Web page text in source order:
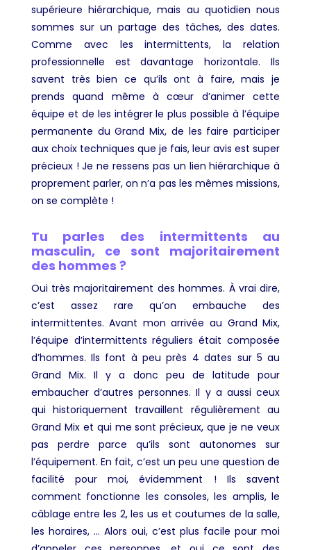
supérieure hiérarchique, mais au quotidien nous
sommes sur un partage des tâches, des dates.
Comme avec les intermittents, la relation
professionnelle est davantage horizontale. Ils
savent très bien ce qu’ils ont à faire, mais je
prends quand même à cœur d’animer cette
équipe et de les intégrer le plus possible à l’équipe
permanente du Grand Mix, de les faire participer
aux choix techniques que je fais, leur avis est super
précieux ! Je ne ressens pas un lien hiérarchique à
proprement parler, on n’a pas les mêmes missions,
on se complète !
Tu parles des intermittents au
masculin, ce sont majoritairement
des hommes ?
Oui très majoritairement des hommes. À vrai dire,
c’est assez rare qu’on embauche des
intermittentes. Avant mon arrivée au Grand Mix,
l’équipe d’intermittents réguliers était composée
d’hommes. Ils font à peu près 4 dates sur 5 au
Grand Mix. Il y a donc peu de latitude pour
embaucher d’autres personnes. Il y a aussi ceux
qui historiquement travaillent régulièrement au
Grand Mix et qui me sont précieux, que je ne veux
pas perdre parce qu’ils sont autonomes sur
l’équipement. En fait, c’est un peu une question de
facilité pour moi, évidemment ! Ils savent
comment fonctionne les consoles, les amplis, le
câblage entre les 2, les us et coutumes de la salle,
les horaires, … Alors oui, c’est plus facile pour moi